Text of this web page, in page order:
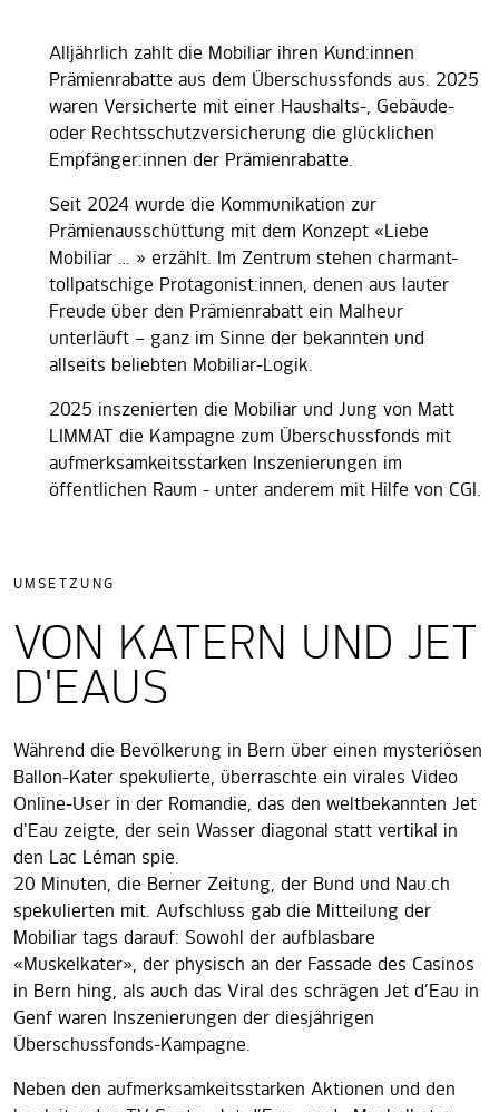
Alljährlich zahlt die Mobiliar ihren Kund:innen
Prämienrabatte aus dem Überschussfonds aus. 2025
waren Versicherte mit einer Haushalts-, Gebäude-
oder Rechtsschutzversicherung die glücklichen
Empfänger:innen der Prämienrabatte.
Seit 2024 wurde die Kommunikation zur
Prämienausschüttung mit dem Konzept «Liebe
Mobiliar … » erzählt. Im Zentrum stehen charmant-
tollpatschige Protagonist:innen, denen aus lauter
Freude über den Prämienrabatt ein Malheur
unterläuft – ganz im Sinne der bekannten und
allseits beliebten Mobiliar-Logik.
2025 inszenierten die Mobiliar und Jung von Matt
LIMMAT die Kampagne zum Überschussfonds mit
aufmerksamkeitsstarken Inszenierungen im
öffentlichen Raum - unter anderem mit Hilfe von CGI.
UMSETZUNG
VON KATERN UND JET
D'EAUS
Während die Bevölkerung in Bern über einen mysteriösen
Ballon-Kater spekulierte, überraschte ein virales Video
Online-User in der Romandie, das den weltbekannten Jet
d'Eau zeigte, der sein Wasser diagonal statt vertikal in
den Lac Léman spie.
20 Minuten, die Berner Zeitung, der Bund und Nau.ch
spekulierten mit. Aufschluss gab die Mitteilung der
Mobiliar tags darauf: Sowohl der aufblasbare
«Muskelkater», der physisch an der Fassade des Casinos
in Bern hing, als auch das Viral des schrägen Jet d’Eau in
Genf waren Inszenierungen der diesjährigen
Überschussfonds-Kampagne.
Neben den aufmerksamkeitsstarken Aktionen und den